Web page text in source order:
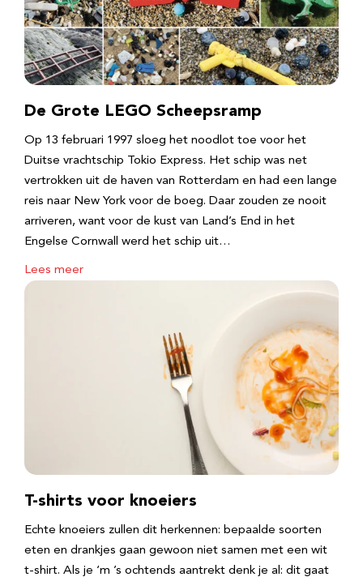
De Grote LEGO Scheepsramp
Op 13 februari 1997 sloeg het noodlot toe voor het
Duitse vrachtschip Tokio Express. Het schip was net
vertrokken uit de haven van Rotterdam en had een lange
reis naar New York voor de boeg. Daar zouden ze nooit
arriveren, want voor de kust van Land’s End in het
Engelse Cornwall werd het schip uit…
Lees meer
T-shirts voor knoeiers
Echte knoeiers zullen dit herkennen: bepaalde soorten
eten en drankjes gaan gewoon niet samen met een wit
t-shirt. Als je ‘m ’s ochtends aantrekt denk je al: dit gaat